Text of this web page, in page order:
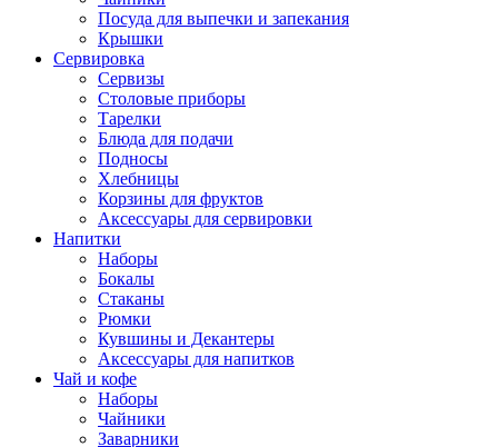
Посуда для выпечки и запекания
Крышки
Сервировка
Сервизы
Столовые приборы
Тарелки
Блюда для подачи
Подносы
Хлебницы
Корзины для фруктов
Аксессуары для сервировки
Напитки
Наборы
Бокалы
Стаканы
Рюмки
Кувшины и Декантеры
Аксессуары для напитков
Чай и кофе
Наборы
Чайники
Заварники